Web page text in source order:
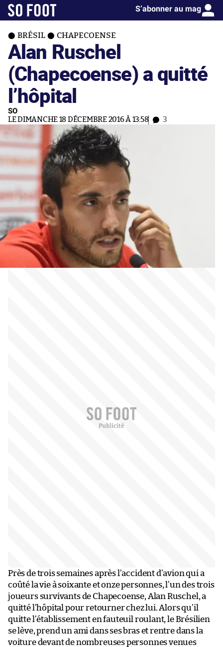
S’abonner au mag
BRÉSIL CHAPECOENSE
Alan Ruschel
(Chapecoense) a quitté
l’hôpital
SO
LE DIMANCHE 18 DÉCEMBRE 2016 À 13:58 3
Près de trois semaines après l’accident d’avion qui a
coûté la vie à soixante et onze personnes, l’un des trois
joueurs survivants de Chapecoense, Alan Ruschel, a
quitté l’hôpital pour retourner chez lui. Alors qu’il
quitte l’établissement en fauteuil roulant, le Brésilien
se lève, prend un ami dans ses bras et rentre dans la
voiture devant de nombreuses personnes venues